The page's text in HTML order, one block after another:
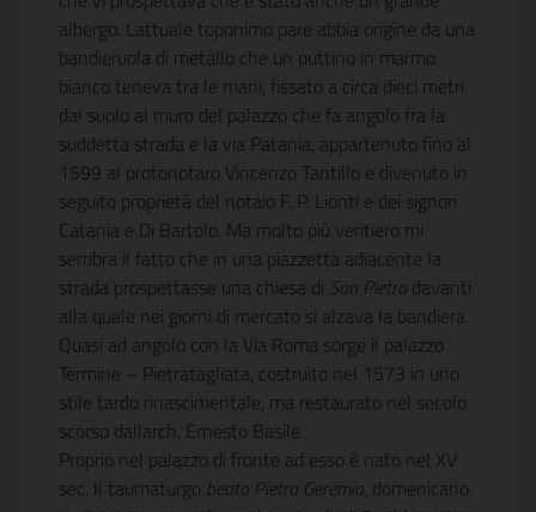
albergo. Lattuale toponimo pare abbia origine da una
bandieruola di metallo che un puttino in marmo
bianco teneva tra le mani, fissato a circa dieci metri
dal suolo al muro del palazzo che fa angolo fra la
suddetta strada e la via Patania, appartenuto fino al
1599 al protonotaro Vincenzo Tantillo e divenuto in
seguito proprietà del notaio F. P. Lionti e dei signori
Catania e Di Bartolo. Ma molto più veritiero mi
sembra il fatto che in una piazzetta adiacente la
strada prospettasse una chiesa di San Pietro davanti
alla quale nei giorni di mercato si alzava la bandiera.
Quasi ad angolo con la Via Roma sorge il palazzo
Termine – Pietratagliata, costruito nel 1573 in uno
stile tardo rinascimentale, ma restaurato nel secolo
scorso dallarch. Ernesto Basile.
Proprio nel palazzo di fronte ad esso è nato nel XV
sec. Il taumaturgo beato Pietro Geremia, domenicano.